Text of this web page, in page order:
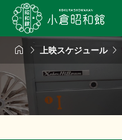
  上映スケジュール